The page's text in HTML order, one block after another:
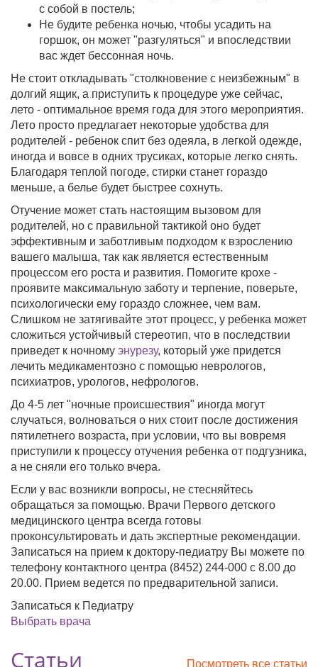
с собой в постель;
Не будите ребенка ночью, чтобы усадить на
горшок, он может "разгуляться" и впоследствии
вас ждет бессонная ночь.
Не стоит откладывать "столкновение с неизбежным" в
долгий ящик, а приступить к процедуре уже сейчас,
лето - оптимальное время года для этого мероприятия.
Лето просто предлагает некоторые удобства для
родителей - ребенок спит без одеяла, в легкой одежде,
иногда и вовсе в одних трусиках, которые легко снять.
Благодаря теплой погоде, стирки станет гораздо
меньше, а белье будет быстрее сохнуть.
Отучение может стать настоящим вызовом для
родителей, но с правильной тактикой оно будет
эффективным и заботливым подходом к взрослению
вашего малыша, так как является естественным
процессом его роста и развития. Помогите крохе -
проявите максимальную заботу и терпение, поверьте,
психологически ему гораздо сложнее, чем вам.
Слишком не затягивайте этот процесс, у ребенка может
сложиться устойчивый стереотип, что в последствии
приведет к ночному энурезу, который уже придется
лечить медикаментозно с помощью неврологов,
психиатров, урологов, нефрологов.
До 4-5 лет "ночные происшествия" иногда могут
случаться, волноваться о них стоит после достижения
пятилетнего возраста, при условии, что вы вовремя
приступили к процессу отучения ребенка от подгузника,
а не сняли его только вчера.
Если у вас возникли вопросы, не стесняйтесь
обращаться за помощью. Врачи Первого детского
медицинского центра всегда готовы
проконсультировать и дать экспертные рекомендации.
Записаться на прием к доктору-педиатру Вы можете по
телефону контактного центра (8452) 244-000 с 8.00 до
20.00. Прием ведется по предварительной записи.
Записаться к Педиатру
Выбрать врача
Статьи Посмотреть все статьи